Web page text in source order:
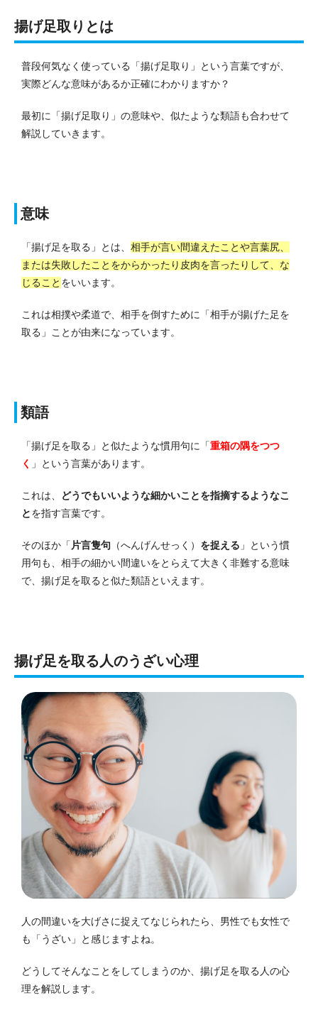
揚げ足取りとは
普段何気なく使っている「揚げ足取り」という言葉ですが、
実際どんな意味があるか正確にわかりますか？
最初に「揚げ足取り」の意味や、似たような類語も合わせて
解説していきます。
意味
「揚げ足を取る」とは、 相手が言い間違えたことや言葉尻、
または失敗したことをからかったり皮肉を言ったりして、な
じること をいいます。
これは相撲や柔道で、相手を倒すために「相手が揚げた足を
取る」ことが由来になっています。
類語
「揚げ足を取る」と似たような慣用句に「重箱の隅をつつ
く 」という言葉があります。
これは、
どうでもいいような細かいことを指摘するようなこ
とを指す言葉です。
そのほか「 片言隻句 （へんげんせっく） を捉える 」という慣
用句も、相手の細かい間違いをとらえて大きく非難する意味
で、揚げ足を取ると似た類語といえます。
揚げ足を取る人のうざい心理
人の間違いを大げさに捉えてなじられたら、男性でも女性で
も「うざい」と感じますよね。
どうしてそんなことをしてしまうのか、揚げ足を取る人の心
理を解説します。